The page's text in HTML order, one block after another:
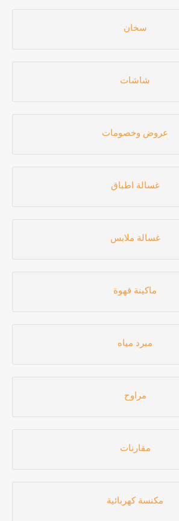
سخان
شاشات
عروض وخصومات
غسالة اطباق
غسالة ملابس
ماكينة قهوة
مبرد مياه
مراوح
مقارنات
مكنسة كهربائية